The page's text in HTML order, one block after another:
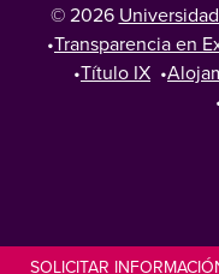
SOLICITAR
© 2026
•Transparencia en
•Título IX •